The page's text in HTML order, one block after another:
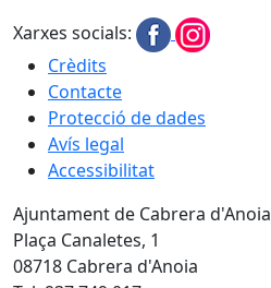
Xarxes socials:
Crèdits
Contacte
Protecció de dades
Avís legal
Accessibilitat
Ajuntament de Cabrera d'Anoia
Plaça Canaletes, 1
08718 Cabrera d'Anoia